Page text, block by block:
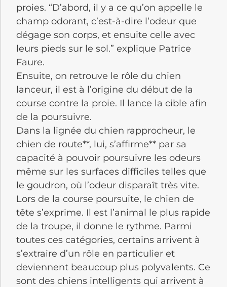
proies. “D’abord, il y a ce qu’on appelle le
champ odorant, c’est-à-dire l’odeur que
dégage son corps, et ensuite celle avec
leurs pieds sur le sol.” explique Patrice
Faure.
Ensuite, on retrouve le rôle du chien
lanceur, il est à l’origine du début de la
course contre la proie. Il lance la cible afin
de la poursuivre.
Dans la lignée du chien rapprocheur, le
chien de route**, lui, s’affirme** par sa
capacité à pouvoir poursuivre les odeurs
même sur les surfaces difficiles telles que
le goudron, où l’odeur disparaît très vite.
Lors de la course poursuite, le chien de
tête s’exprime. Il est l’animal le plus rapide
de la troupe, il donne le rythme. Parmi
toutes ces catégories, certains arrivent à
s’extraire d’un rôle en particulier et
deviennent beaucoup plus polyvalents. Ce
sont des chiens intelligents qui arrivent à